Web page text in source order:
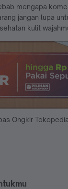
mengapa
jangan lupa
kulit
Ongkir